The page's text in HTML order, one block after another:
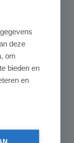
deze
om
bieden en
en